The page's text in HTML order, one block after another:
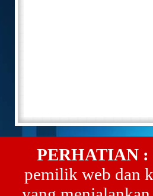
PERHATIAN :
pemilik web dan